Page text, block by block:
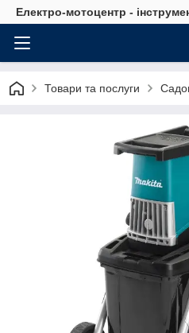
Електро-мотоцентр -
Товари та послуги